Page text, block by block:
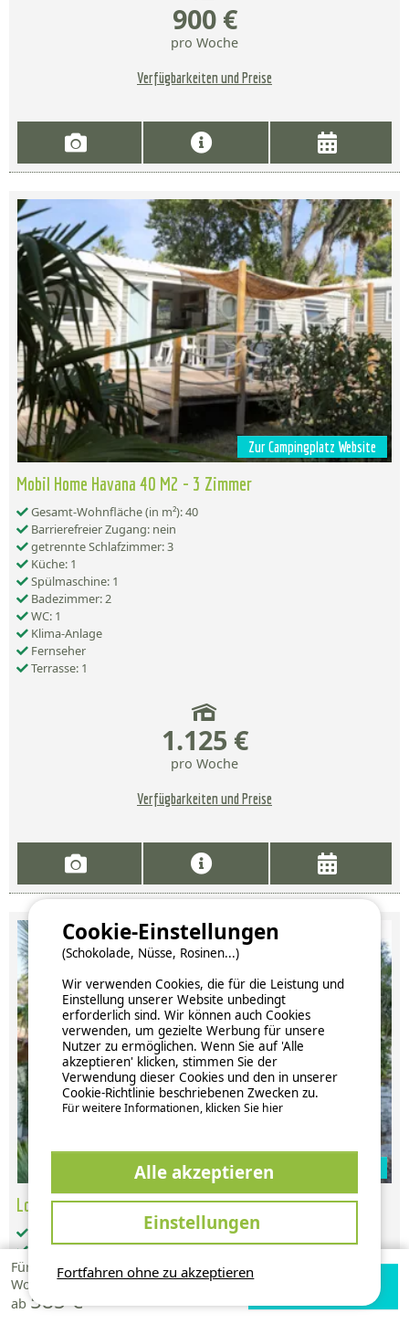
Für 1
Woche
ab 585 €
Verfügbarkeiten
900 €
pro Woche
Verfügbarkeiten und Preise
Zur Campingplatz Website
Mobil Home Havana 40 M2 - 3 Zimmer
Gesamt-Wohnfläche (in m²): 40
Barrierefreier Zugang: nein
getrennte Schlafzimmer: 3
Küche: 1
Spülmaschine: 1
Badezimmer: 2
WC: 1
Klima-Anlage
Fernseher
Terrasse: 1
1.125 €
pro Woche
Verfügbarkeiten und Preise
Zur Campingplatz Website
Lodge Tent Varadero 2 Rooms - 50 M2
Gesamt-Wohnfläche (in m²): 55
Barrierefreier Zugang: nein
getrennte Schlafzimmer: 2
weitere Schlafgelegenheiten: 0
Küche: 1
Fortfahren ohne zu akzeptieren
Cookie-Einstellungen
(Schokolade, Nüsse, Rosinen...)
Wir verwenden Cookies, die für die Leistung und
Einstellung unserer Website unbedingt
erforderlich sind. Wir können auch Cookies
verwenden, um gezielte Werbung für unsere
Nutzer zu ermöglichen. Wenn Sie auf 'Alle
akzeptieren' klicken, stimmen Sie der
Verwendung dieser Cookies und den in unserer
Cookie-Richtlinie beschriebenen Zwecken zu.
Für weitere Informationen, klicken Sie hier
Alle akzeptieren
Einstellungen